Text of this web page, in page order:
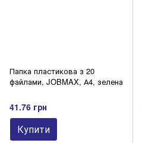
Папка пластикова з 20
файлами, JOBMAX, А4, зелена
41.76 грн
Купити